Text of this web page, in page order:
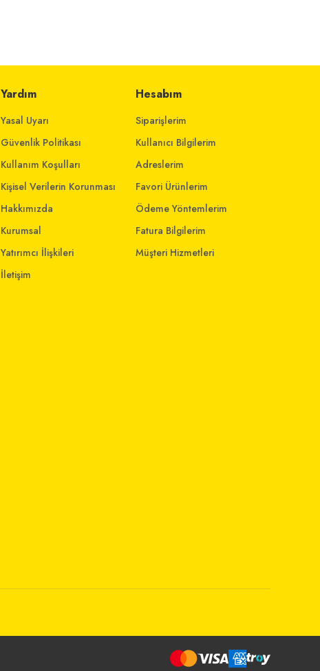
Yardım
Yasal Uyarı
Güvenlik Politikası
Kullanım Koşulları
Kişisel Verilerin Korunması
Hakkımızda
Kurumsal
Yatırımcı İlişkileri
İletişim
Hesabım
Siparişlerim
Kullanıcı Bilgilerim
Adreslerim
Favori Ürünlerim
Ödeme Yöntemlerim
Fatura Bilgilerim
Müşteri Hizmetleri